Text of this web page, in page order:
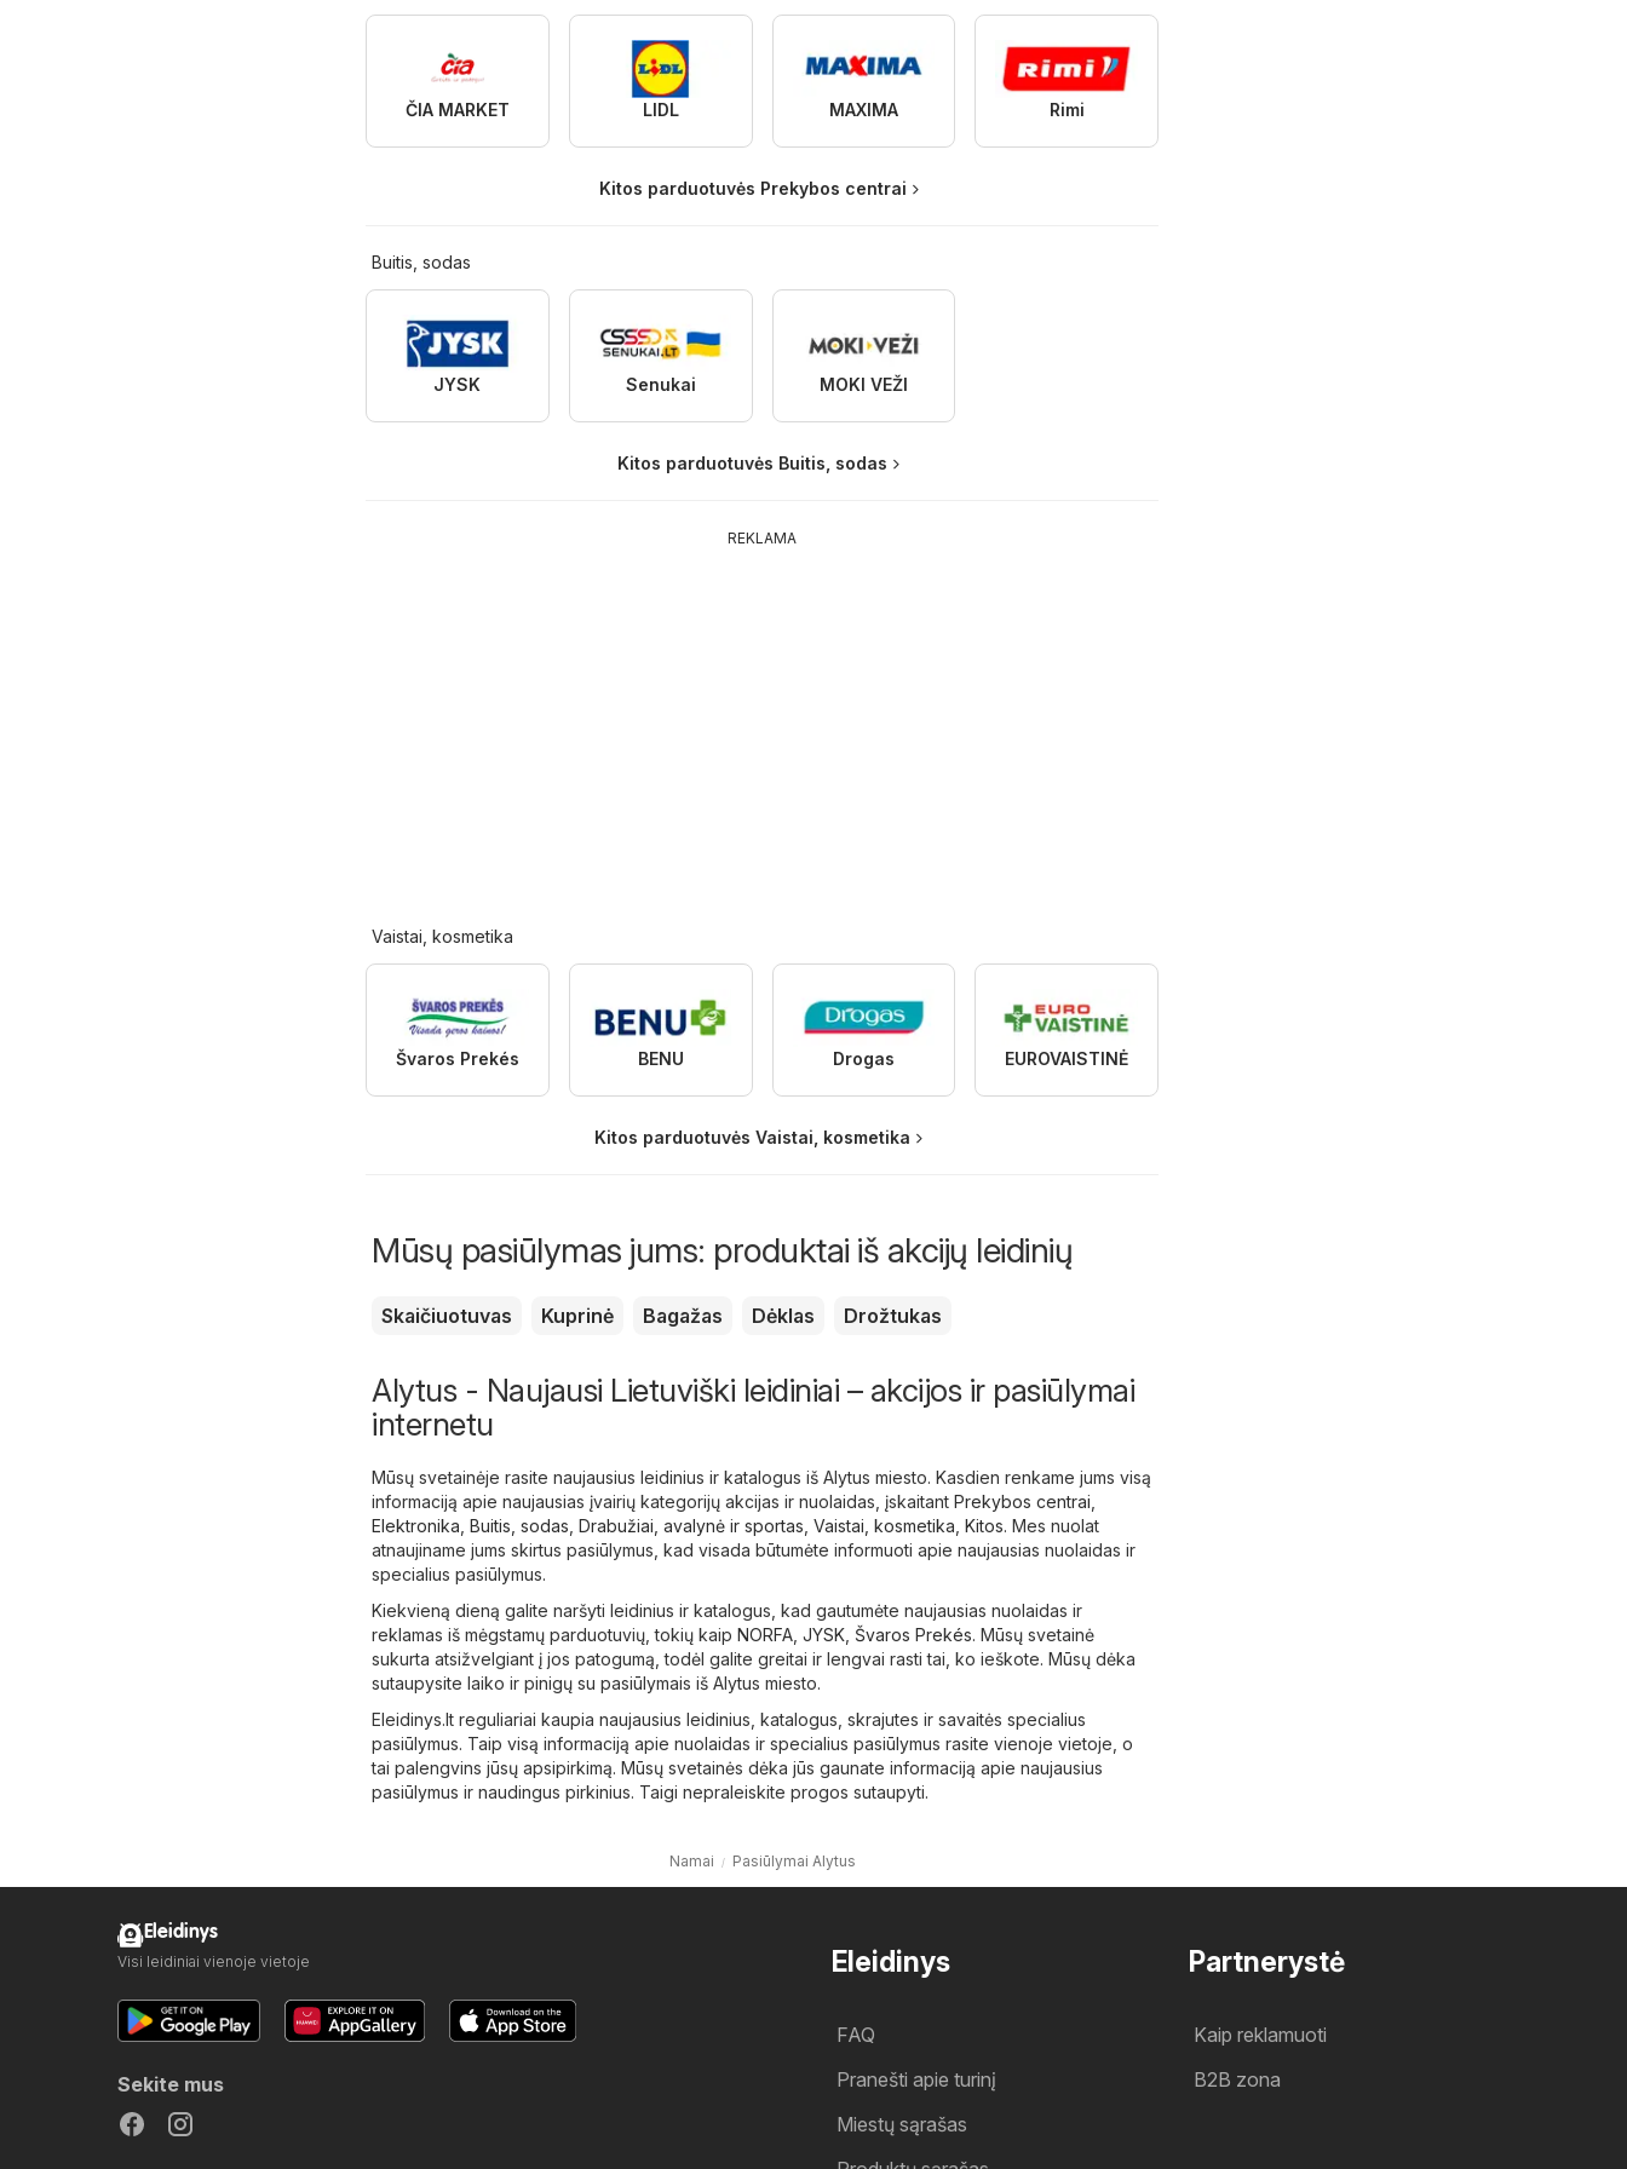
ČIA MARKET LIDL MAXIMA Rimi
Kitos parduotuvės Prekybos centrai
Buitis, sodas
JYSK Senukai MOKI VEŽI
Kitos parduotuvės Buitis, sodas
REKLAMA
Vaistai, kosmetika
Švaros Prekés BENU Drogas EUROVAISTINĖ
Kitos parduotuvės Vaistai, kosmetika
Mūsų pasiūlymas jums: produktai iš akcijų leidinių
Skaičiuotuvas Kuprinė Bagažas Dėklas Drožtukas
Alytus - Naujausi Lietuviški leidiniai – akcijos ir pasiūlymai
internetu
Mūsų svetainėje rasite naujausius leidinius ir katalogus iš Alytus miesto. Kasdien renkame jums visą
informaciją apie naujausias įvairių kategorijų akcijas ir nuolaidas, įskaitant Prekybos centrai,
Elektronika, Buitis, sodas, Drabužiai, avalynė ir sportas, Vaistai, kosmetika, Kitos. Mes nuolat
atnaujiname jums skirtus pasiūlymus, kad visada būtumėte informuoti apie naujausias nuolaidas ir
specialius pasiūlymus.
Kiekvieną dieną galite naršyti leidinius ir katalogus, kad gautumėte naujausias nuolaidas ir
reklamas iš mėgstamų parduotuvių, tokių kaip NORFA, JYSK, Švaros Prekés. Mūsų svetainė
sukurta atsižvelgiant į jos patogumą, todėl galite greitai ir lengvai rasti tai, ko ieškote. Mūsų dėka
sutaupysite laiko ir pinigų su pasiūlymais iš Alytus miesto.
Eleidinys.lt reguliariai kaupia naujausius leidinius, katalogus, skrajutes ir savaitės specialius
pasiūlymus. Taip visą informaciją apie nuolaidas ir specialius pasiūlymus rasite vienoje vietoje, o
tai palengvins jūsų apsipirkimą. Mūsų svetainės dėka jūs gaunate informaciją apie naujausius
pasiūlymus ir naudingus pirkinius. Taigi nepraleiskite progos sutaupyti.
Namai Pasiūlymai Alytus
Eleidinys
FAQ
Pranešti apie turinį
Miestų sąrašas
Partnerystė
Kaip reklamuoti
B2B zona
Eleidinys
Visi leidiniai vienoje vietoje
Sekite mus